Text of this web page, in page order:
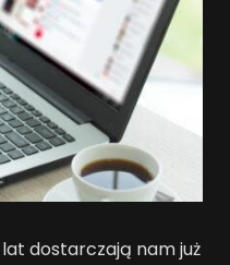
dostarczają nam już